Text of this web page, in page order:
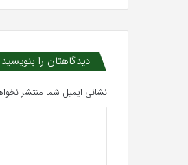
دیدگاهتان را بنویسید
نشانی ایمیل شما منتشر